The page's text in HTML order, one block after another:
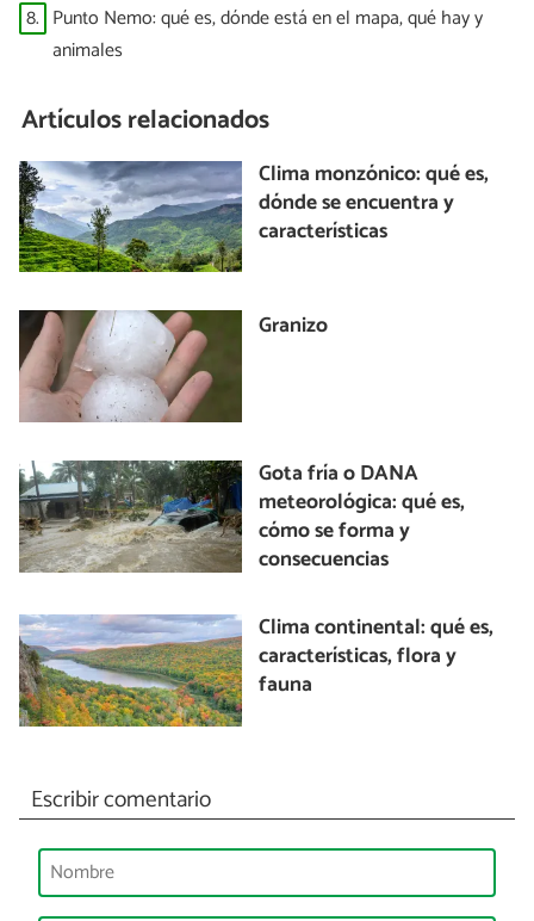
8. Punto Nemo: qué es, dónde está en el mapa, qué hay y
animales
Artículos relacionados
Clima monzónico: qué es,
dónde se encuentra y
características
Granizo
Gota fría o DANA
meteorológica: qué es,
cómo se forma y
consecuencias
Clima continental: qué es,
características, flora y
fauna
Escribir comentario